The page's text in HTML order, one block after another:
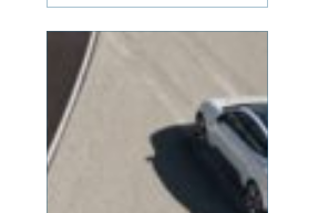
och reparationer. I den
här artikeln får du en
enkel genomgång av
hu...